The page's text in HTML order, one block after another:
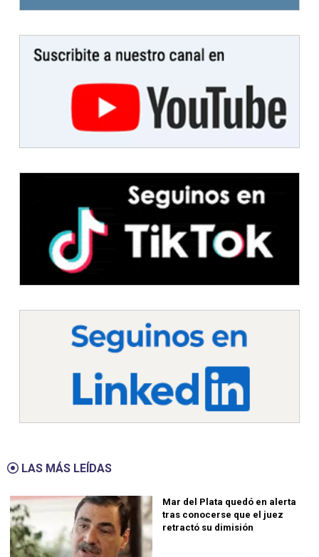
LAS MÁS LEÍDAS
Mar del Plata quedó en alerta
tras conocerse que el juez
retractó su dimisión